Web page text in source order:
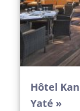
Hôtel
Yaté »